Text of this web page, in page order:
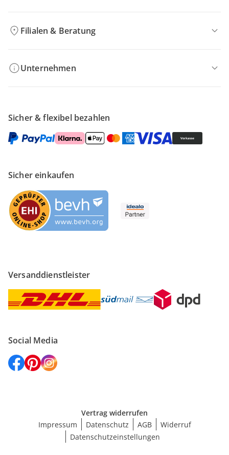
Filialen & Beratung
Unternehmen
Sicher & flexibel bezahlen
Sicher einkaufen
Versanddienstleister
Social Media
Vertrag widerrufen
Impressum
Datenschutz AGB
Widerruf
Datenschutzeinstellungen